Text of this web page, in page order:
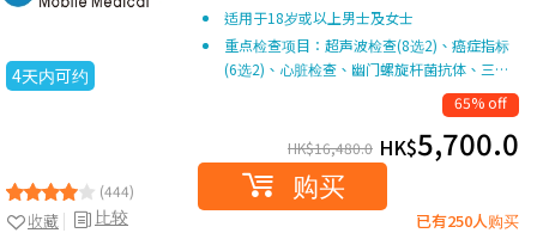
4天内可约
(444)
比较
收藏
适用于18岁或以上男士及女士
重点检查项目：超声波检查(8选2)、癌症指标
(6选2)、心脏检查、幽门螺旋杆菌抗体、三…
65% off
HK$16,480.0 HK$5,700.0
购买
已有250人购买